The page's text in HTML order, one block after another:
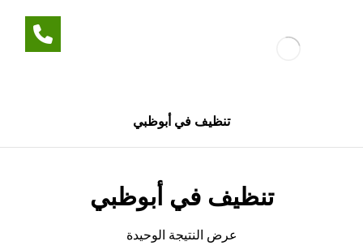
تنظيف في أبوظبي
تنظيف في أبوظبي
عرض النتيجة الوحيدة